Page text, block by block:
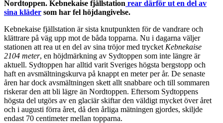
Nordtoppen. Kebnekaise fjällstation rear därför ut en del av
sina kläder som har fel höjdangivelse.
Kebnekaise fjällstation är sista knutpunkten för de vandrare och
klättrare på väg upp mot de båda topparna. Nu i dagarna väljer
stationen att rea ut en del av sina tröjor med trycket Kebnekaise
2104 meter, en höjdmärkning av Sydtoppen som inte längre är
aktuell. Sydtoppen har alltid varit Sveriges högsta bergstopp och
haft en avsmältningskurva på knappt en meter per år. De senaste
åren har dock avsmältningen skett allt snabbare och till sommaren
riskerar den att bli lägre än Nordtoppen. Eftersom Sydtoppens
högsta del utgörs av en glaciär skiftar den väldigt mycket över året
och i augusti förra året, då den årliga mätningen gjordes, skiljde
endast 70 centimeter mellan topparna.